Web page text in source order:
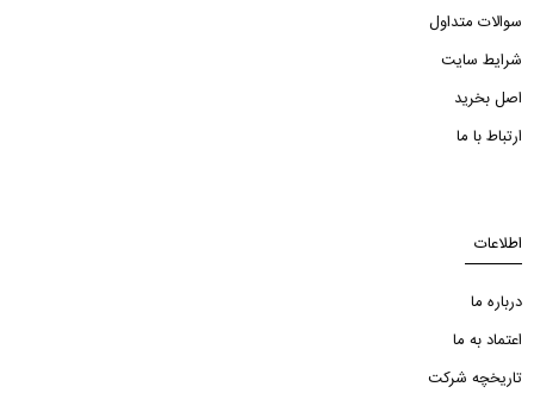
سوالات متداول
شرایط سایت
اصل بخرید
ارتباط با ما
اطلاعات
درباره ما
اعتماد به ما
تاریخچه شرکت